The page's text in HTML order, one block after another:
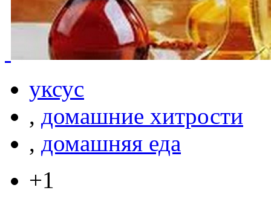
уксус
, домашние хитрости
, домашняя еда
+1